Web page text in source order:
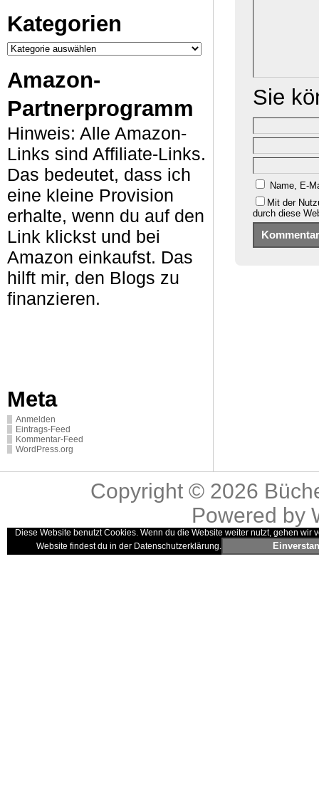
Kategorien
Kategorien
Amazon-
Partnerprogramm
Hinweis: Alle Amazon-
Links sind Affiliate-Links.
Das bedeutet, dass ich
eine kleine Provision
erhalte, wenn du auf den
Link klickst und bei
Amazon einkaufst. Das
hilft mir, den Blogs zu
finanzieren.
Meta
Anmelden
Eintrags-Feed
Kommentar-Feed
WordPress.org
Sie
Name, E-
Mit der
durch diese
Copyright © 2026
Powered by
Diese Website benutzt Cookies. Wenn du die Website weiter nutzt, gehen
Website findest du in der Datenschutzerklärung.